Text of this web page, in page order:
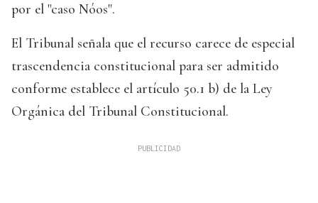
por el "caso Nóos".
El Tribunal señala que el recurso carece de especial
trascendencia constitucional para ser admitido
conforme establece el artículo 50.1 b) de la Ley
Orgánica del Tribunal Constitucional.